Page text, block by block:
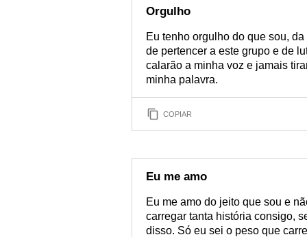
Orgulho
Eu tenho orgulho do que sou,
de pertencer a este grupo e de
calarão a minha voz e jamais
minha palavra.
COPIAR
Eu me amo
Eu me amo do jeito que sou e
carregar tanta história consigo,
disso. Só eu sei o peso que